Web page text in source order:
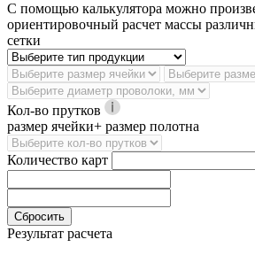
С помощью калькулятора можно
ориентировочный расчет массы
сетки
Кол-во прутков
размер ячейки+ размер полотна
Количество карт
Сбросить
Результат расчета